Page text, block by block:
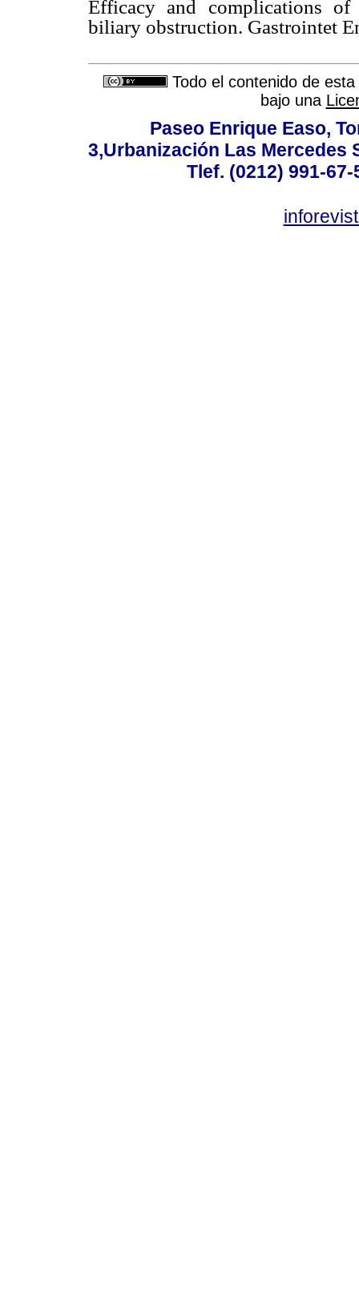
Efficacy and complications
biliary obstruction. Gastrointet
Todo el contenido de
bajo una
Paseo Enrique Easo,
3,Urbanización Las Mercedes
Tlef. (0212) 991-